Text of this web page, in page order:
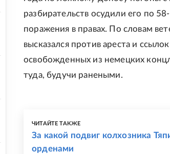
разбирательств осудили его по
поражения в правах. По словам
высказался против ареста и
освобожденных из немецких
туда, будучи ранеными.
ЧИТАЙТЕ ТАКЖЕ
За какой подвиг колхозника
орденами